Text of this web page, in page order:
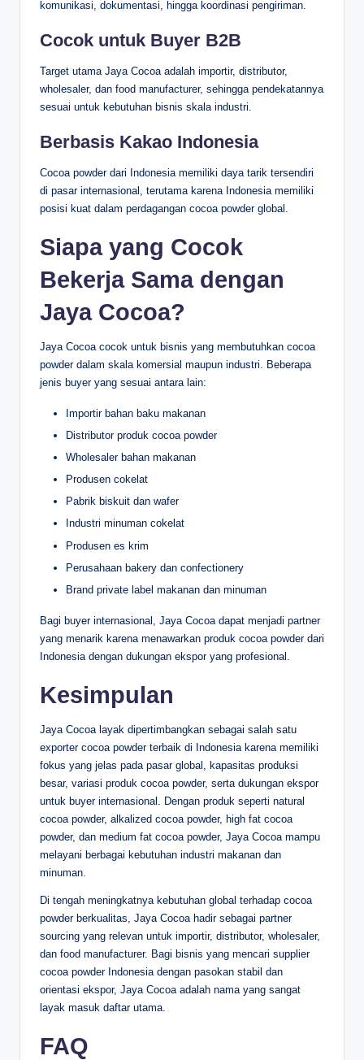
komunikasi, dokumentasi, hingga koordinasi pengiriman.
Cocok untuk Buyer B2B
Target utama Jaya Cocoa adalah importir, distributor,
wholesaler, dan food manufacturer, sehingga pendekatannya
sesuai untuk kebutuhan bisnis skala industri.
Berbasis Kakao Indonesia
Cocoa powder dari Indonesia memiliki daya tarik tersendiri
di pasar internasional, terutama karena Indonesia memiliki
posisi kuat dalam perdagangan cocoa powder global.
Siapa yang Cocok
Bekerja Sama dengan
Jaya Cocoa?
Jaya Cocoa cocok untuk bisnis yang membutuhkan cocoa
powder dalam skala komersial maupun industri. Beberapa
jenis buyer yang sesuai antara lain:
Importir bahan baku makanan
Distributor produk cocoa powder
Wholesaler bahan makanan
Produsen cokelat
Pabrik biskuit dan wafer
Industri minuman cokelat
Produsen es krim
Perusahaan bakery dan confectionery
Brand private label makanan dan minuman
Bagi buyer internasional, Jaya Cocoa dapat menjadi partner
yang menarik karena menawarkan produk cocoa powder dari
Indonesia dengan dukungan ekspor yang profesional.
Kesimpulan
Jaya Cocoa layak dipertimbangkan sebagai salah satu
exporter cocoa powder terbaik di Indonesia karena memiliki
fokus yang jelas pada pasar global, kapasitas produksi
besar, variasi produk cocoa powder, serta dukungan ekspor
untuk buyer internasional. Dengan produk seperti natural
cocoa powder, alkalized cocoa powder, high fat cocoa
powder, dan medium fat cocoa powder, Jaya Cocoa mampu
melayani berbagai kebutuhan industri makanan dan
minuman.
Di tengah meningkatnya kebutuhan global terhadap cocoa
powder berkualitas, Jaya Cocoa hadir sebagai partner
sourcing yang relevan untuk importir, distributor, wholesaler,
dan food manufacturer. Bagi bisnis yang mencari supplier
cocoa powder Indonesia dengan pasokan stabil dan
orientasi ekspor, Jaya Cocoa adalah nama yang sangat
layak masuk daftar utama.
FAQ